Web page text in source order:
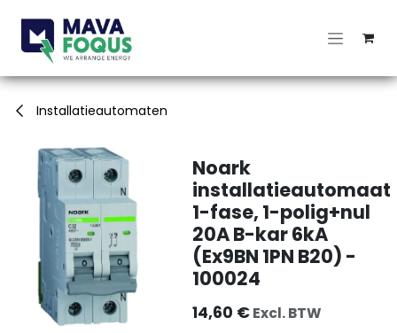
Installatieautomaten
Noark
installatieautomaat
1-fase, 1-polig+nul
20A B-kar 6kA
(Ex9BN 1PN B20) -
100024
14,60 €Excl. BTW